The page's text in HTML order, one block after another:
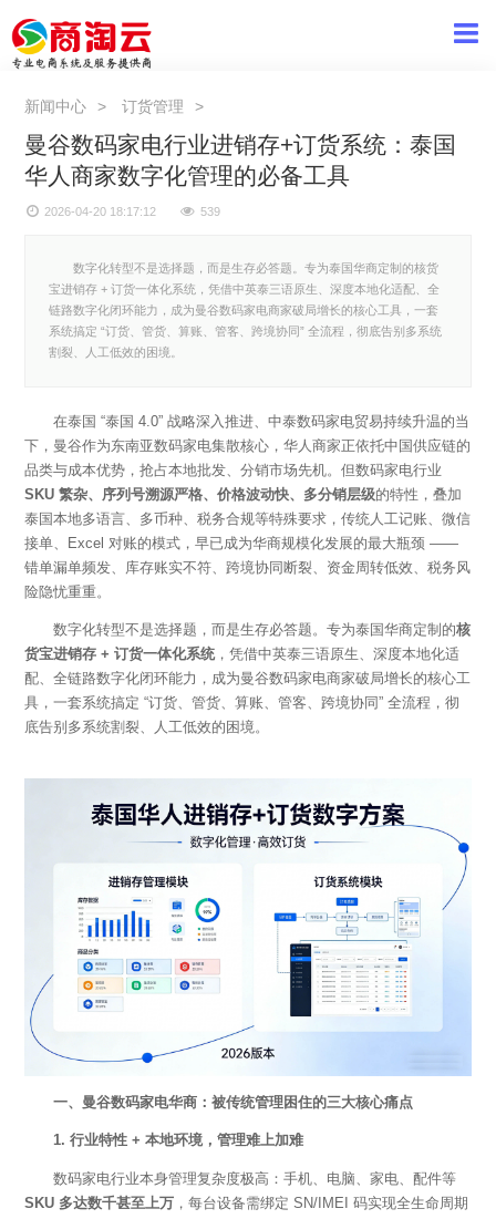
新闻中心 订货管理
曼谷数码家电行业进销存+订货系统：泰国
华人商家数字化管理的必备工具
2026-04-20 18:17:12 539
数字化转型不是选择题，而是生存必答题。专为泰国华商定制的核货
宝进销存 + 订货一体化系统，凭借中英泰三语原生、深度本地化适配、全
链路数字化闭环能力，成为曼谷数码家电商家破局增长的核心工具，一套
系统搞定 “订货、管货、算账、管客、跨境协同” 全流程，彻底告别多系统
割裂、人工低效的困境。
在泰国 “泰国 4.0” 战略深入推进、中泰数码家电贸易持续升温的当
下，曼谷作为东南亚数码家电集散核心，华人商家正依托中国供应链的
品类与成本优势，抢占本地批发、分销市场先机。但数码家电行业
SKU 繁杂、序列号溯源严格、价格波动快、多分销层级的特性，叠加
泰国本地多语言、多币种、税务合规等特殊要求，传统人工记账、微信
接单、 Excel 对账的模式，早已成为华商规模化发展的最大瓶颈 ——
错单漏单频发、库存账实不符、跨境协同断裂、资金周转低效、税务风
险隐忧重重。
数字化转型不是选择题，而是生存必答题。专为泰国华商定制的核
货宝进销存 + 订货一体化系统，凭借中英泰三语原生、深度本地化适
配、全链路数字化闭环能力，成为曼谷数码家电商家破局增长的核心工
具，一套系统搞定 “订货、管货、算账、管客、跨境协同” 全流程，彻
底告别多系统割裂、人工低效的困境。
一、曼谷数码家电华商：被传统管理困住的三大核心痛点
1. 行业特性 + 本地环境，管理难上加难
数码家电行业本身管理复杂度极高：手机、电脑、家电、配件等
SKU 多达数千甚至上万 ，每台设备需绑定 SN/IMEI 码实现全生命周期